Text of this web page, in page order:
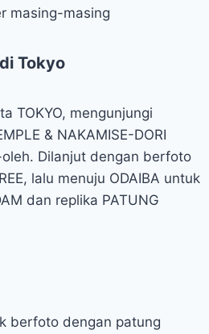
masing-masing
Tokyo
TOKYO, mengunjungi
& NAKAMISE-DORI
Dilanjut dengan berfoto
lalu menuju ODAIBA untuk
dan replika PATUNG
berfoto dengan patung